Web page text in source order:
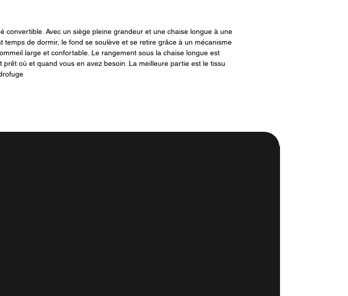
Avec un siège pleine grandeur et une chaise longue à une
de dormir, le fond se soulève et se retire grâce à un mécanisme
large et confortable. Le rangement sous la chaise longue est
où et quand vous en avez besoin. La meilleure partie est le tissu